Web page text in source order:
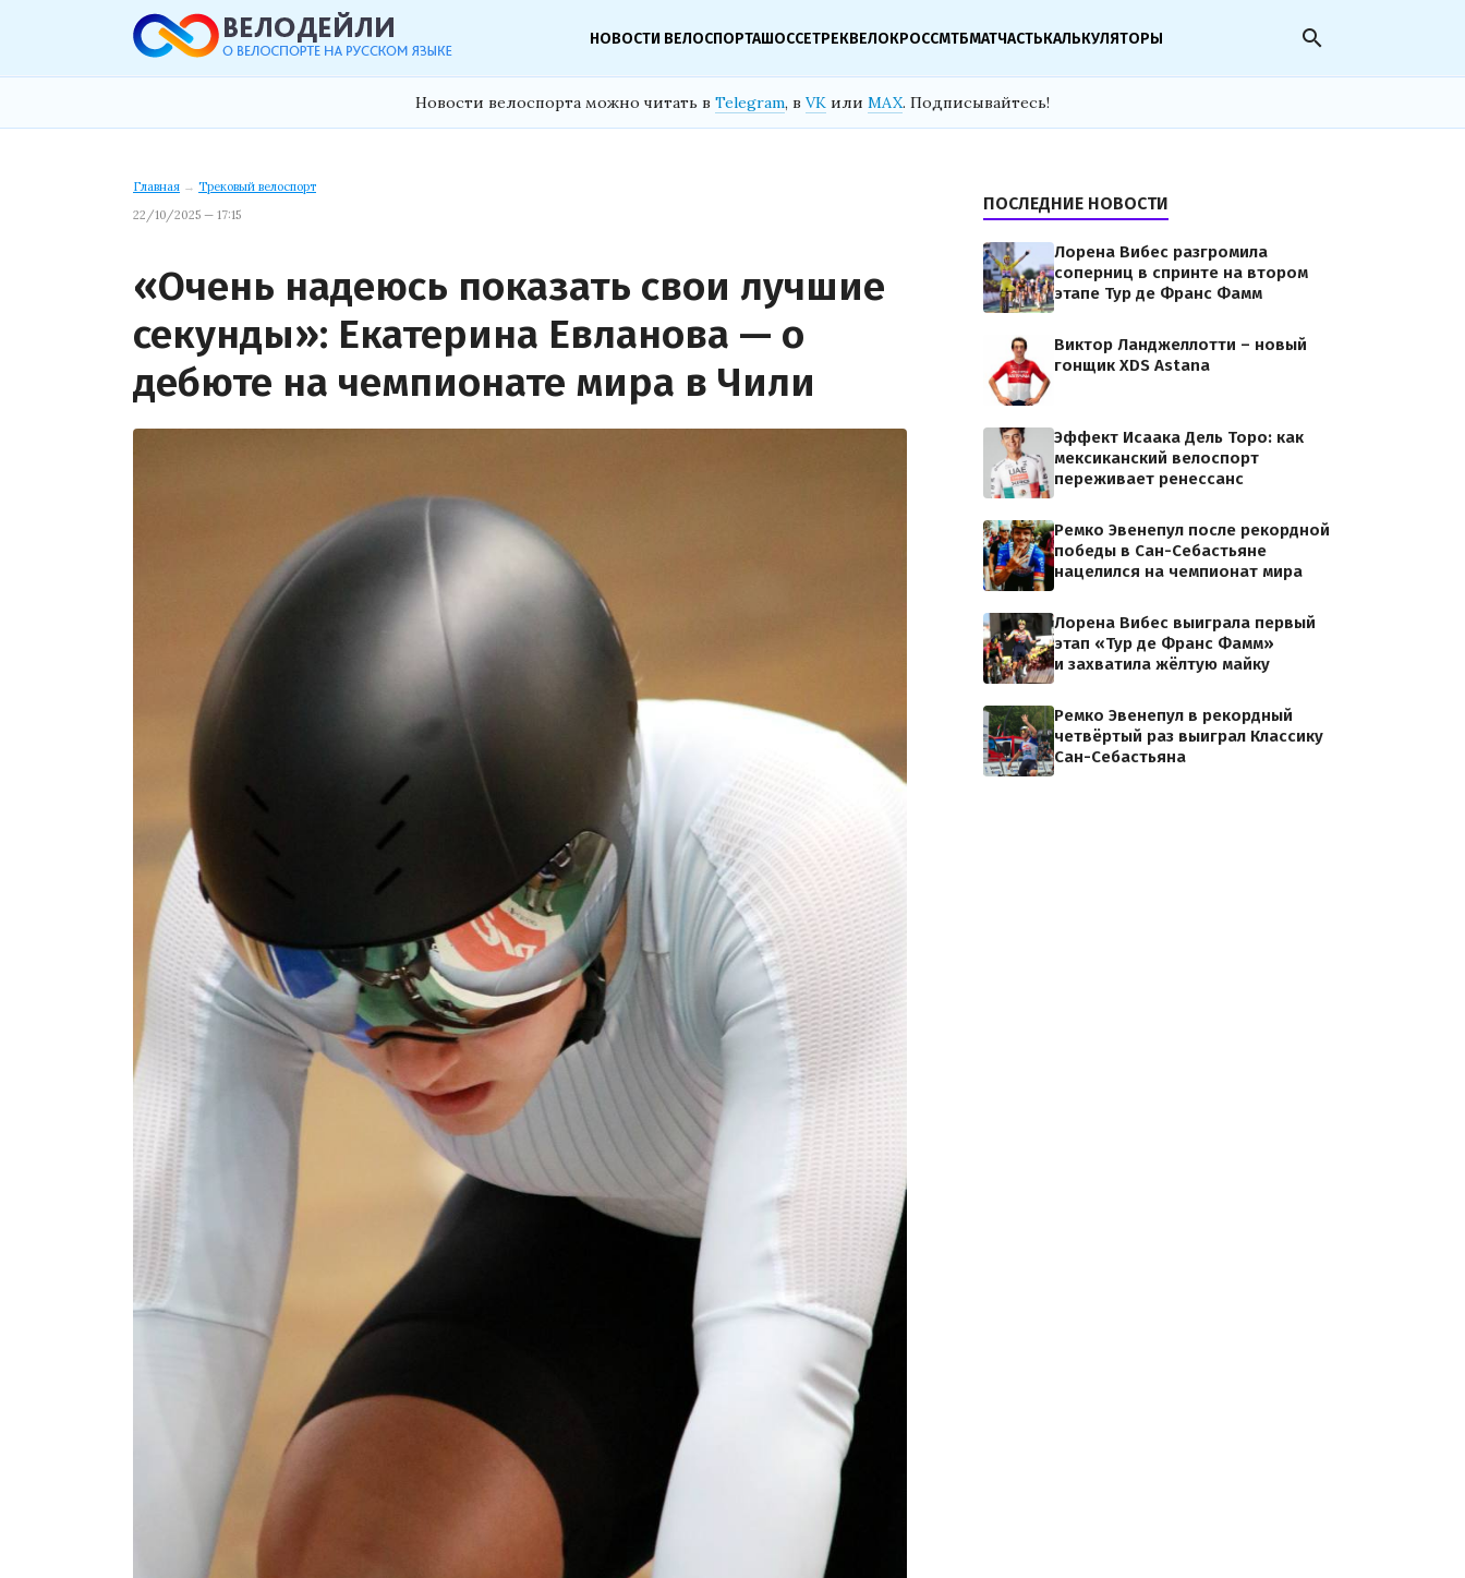
НОВОСТИ ВЕЛОСПОРТАШОССЕТРЕКВЕЛОКРОССМТБМАТЧАСТЬКАЛЬКУЛЯТОРЫ search
Новости велоспорта можно читать в Telegram, в VK или MAX. Подписывайтесь!
Главная → Трековый велоспорт
22/10/2025 — 17:15
«Очень надеюсь показать свои лучшие
секунды»: Екатерина Евланова — о
дебюте на чемпионате мира в Чили
ПОСЛЕДНИЕ НОВОСТИ
Лорена Вибес разгромила
соперниц в спринте на втором
этапе Тур де Франс Фамм
Виктор Ланджеллотти – новый
гонщик XDS Astana
Эффект Исаака Дель Торо: как
мексиканский велоспорт
переживает ренессанс
Ремко Эвенепул после рекордной
победы в Сан-Себастьяне
нацелился на чемпионат мира
Лорена Вибес выиграла первый
этап «Тур де Франс Фамм»
и захватила жёлтую майку
Ремко Эвенепул в рекордный
четвёртый раз выиграл Классику
Сан-Себастьяна